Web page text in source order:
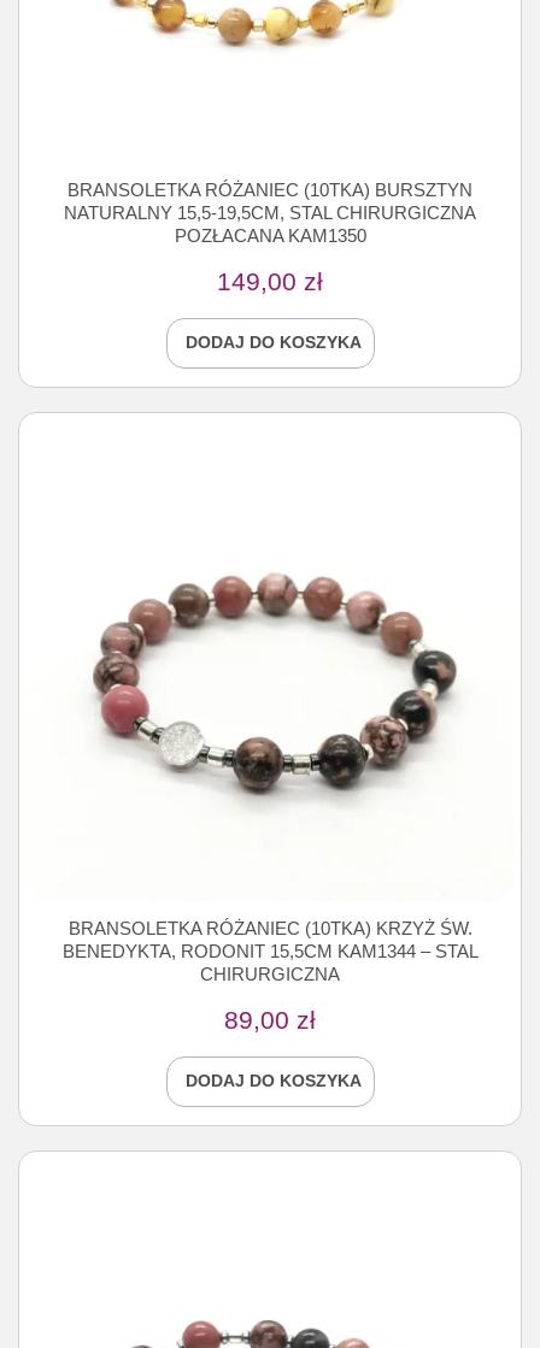
BRANSOLETKA RÓŻANIEC (10TKA) BURSZTYN
NATURALNY 15,5-19,5CM, STAL CHIRURGICZNA
POZŁACANA KAM1350
149,00 zł
DODAJ DO KOSZYKA
BRANSOLETKA RÓŻANIEC (10TKA) KRZYŻ ŚW.
BENEDYKTA, RODONIT 15,5CM KAM1344 – STAL
CHIRURGICZNA
89,00 zł
DODAJ DO KOSZYKA